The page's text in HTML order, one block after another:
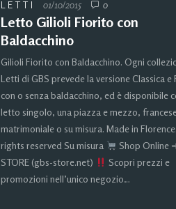
LETTI 01/10/2015 0
Letto Gilioli Fiorito con
Baldacchino
Gilioli Fiorito con Baldacchino. Ogni
Letti di GBS prevede la versione Classica e
con o senza baldacchino, ed è disponibile
letto singolo, una piazza e mezzo,
matrimoniale o su misura. Made in
rights reserved Su misura
Shop Online
STORE (gbs-store.net)
Scopri prezzi e
promozioni nell’unico negozio…